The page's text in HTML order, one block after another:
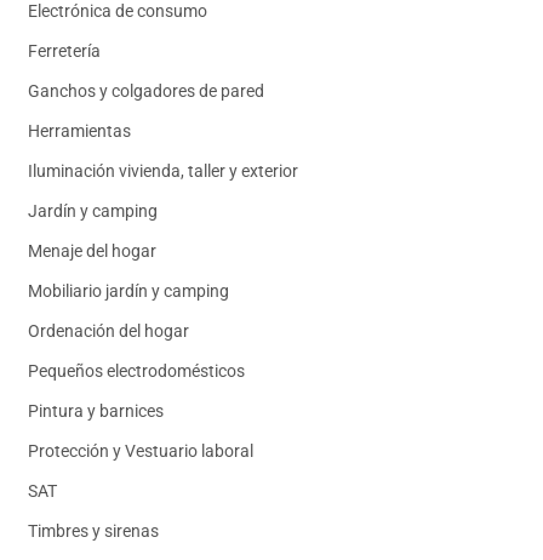
Electrónica de consumo
Ferretería
Ganchos y colgadores de pared
Herramientas
Iluminación vivienda, taller y exterior
Jardín y camping
Menaje del hogar
Mobiliario jardín y camping
Ordenación del hogar
Pequeños electrodomésticos
Pintura y barnices
Protección y Vestuario laboral
SAT
Timbres y sirenas